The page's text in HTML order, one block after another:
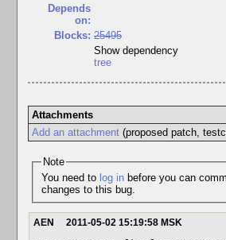
Depends
on:
Blocks: 25495
Show dependency
tree
Attachments
Add an attachment(proposed patch,
Note
You need to log inbefore you can comment on or make
changes to this bug.
AEN 2011-05-02 15:19:58 MSK